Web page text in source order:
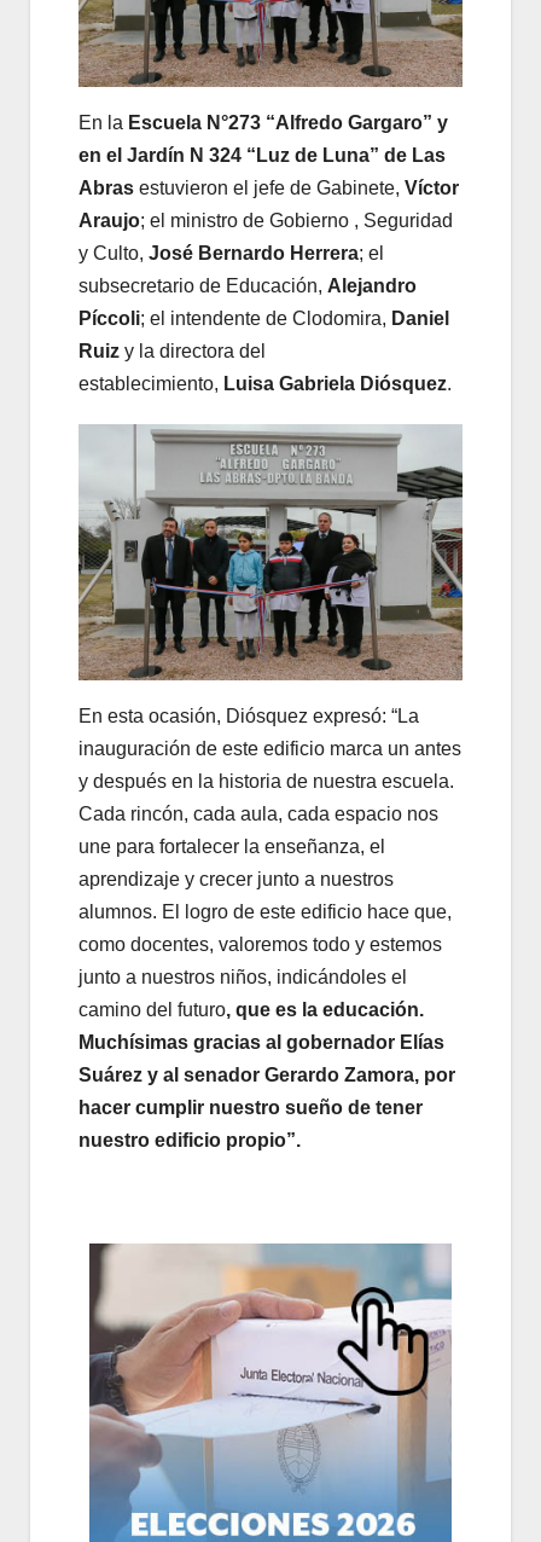
En la Escuela N°273 “Alfredo Gargaro” y
en el Jardín N 324 “Luz de Luna” de Las
Abras estuvieron el jefe de Gabinete, Víctor
Araujo; el ministro de Gobierno , Seguridad
y Culto, José Bernardo Herrera; el
subsecretario de Educación, Alejandro
Píccoli; el intendente de Clodomira, Daniel
Ruiz y la directora del
establecimiento, Luisa Gabriela Diósquez.
En esta ocasión, Diósquez expresó: “La
inauguración de este edificio marca un antes
y después en la historia de nuestra escuela.
Cada rincón, cada aula, cada espacio nos
une para fortalecer la enseñanza, el
aprendizaje y crecer junto a nuestros
alumnos. El logro de este edificio hace que,
como docentes, valoremos todo y estemos
junto a nuestros niños, indicándoles el
camino del futuro, que es la educación.
Muchísimas gracias al gobernador Elías
Suárez y al senador Gerardo Zamora, por
hacer cumplir nuestro sueño de tener
nuestro edificio propio”.